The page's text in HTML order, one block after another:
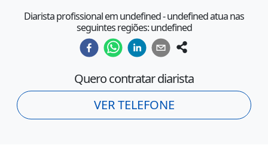
Diarista profissional em undefined - undefined atua nas
seguintes regiões: undefined
Quero contratar diarista
VER TELEFONE